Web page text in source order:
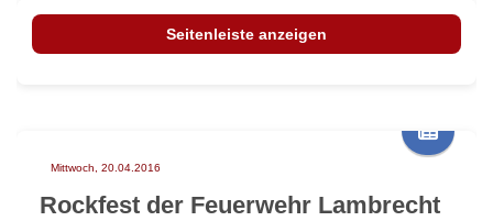
Mittwoch, 20.04.2016
Rockfest der Feuerwehr Lambrecht
Seitenleiste anzeigen